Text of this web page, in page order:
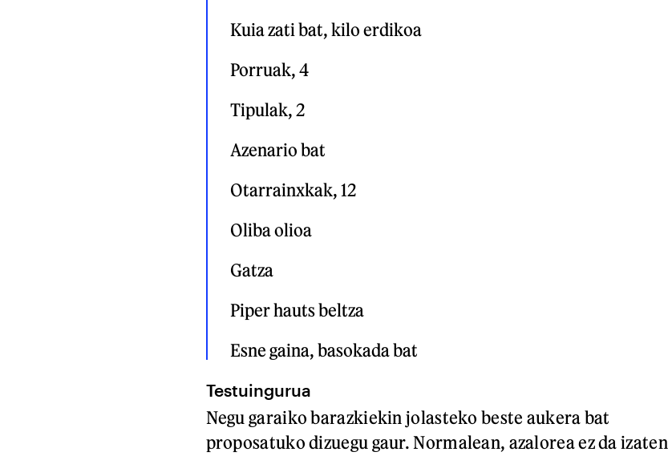
Kuia zati bat, kilo erdikoa
Porruak, 4
Tipulak, 2
Azenario bat
Otarrainxkak, 12
Oliba olioa
Gatza
Piper hauts beltza
Esne gaina, basokada bat
Testuingurua
Negu garaiko barazkiekin jolasteko beste aukera bat
proposatuko dizuegu gaur. Normalean, azalorea ez da izaten